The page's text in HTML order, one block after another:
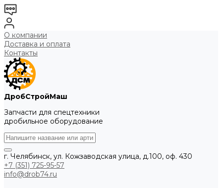
О компании
Доставка и оплата
Контакты
ДробСтройМаш
Запчасти для спецтехники
дробильное оборудование
г. Челябинск, ул. Кожзаводская улица, д.100, оф. 430
+7 (351) 725-95-57
info@drob74.ru